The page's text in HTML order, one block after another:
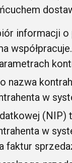
informacji
nazwa
w
(NIP)
w
faktur